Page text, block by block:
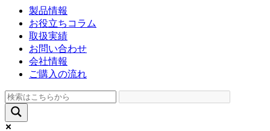
製品情報
お役立ちコラム
取扱実績
お問い合わせ
会社情報
ご購入の流れ